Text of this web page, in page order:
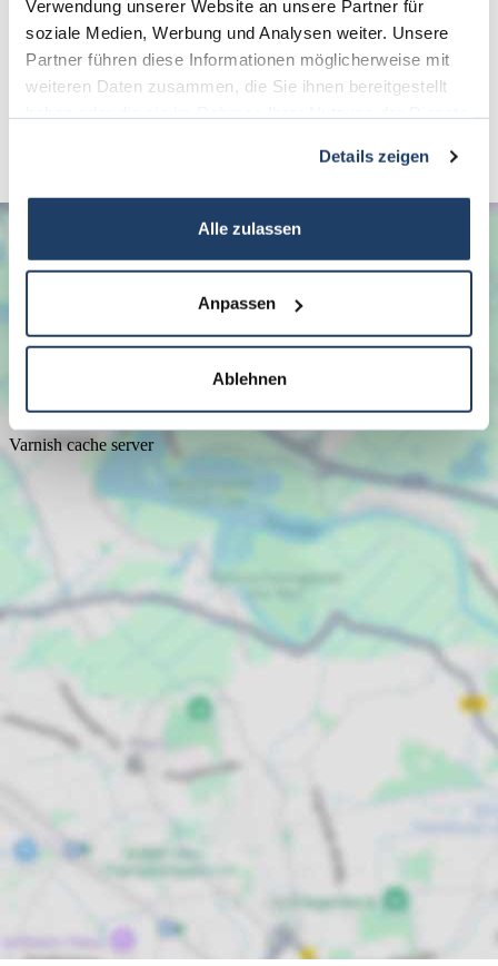
Verwendung unserer Website an unsere Partner für
soziale Medien, Werbung und Analysen weiter. Unsere
Partner führen diese Informationen möglicherweise mit
weiteren Daten zusammen, die Sie ihnen bereitgestellt
Details zeigen
Alle zulassen
Anpassen
Ablehnen
Links